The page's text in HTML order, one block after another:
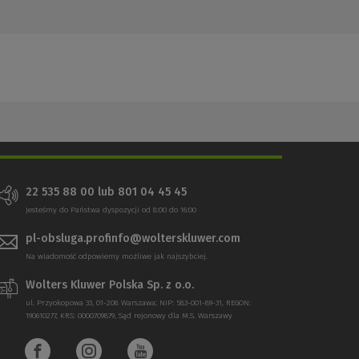
22 535 88 00 lub 801 04 45 45
Jesteśmy do Państwa dyspozycji od 8:00 do 16:00
pl-obsluga.profinfo@wolterskluwer.com
Na wiadomość odpowiemy możliwe jak najszybciej.
Wolters Kluwer Polska Sp. z o.o.
ul. Przyokopowa 33, 01-208 Warszawa; NIP: 583-001-89-31, REGON:
190610277, KRS: 0000709879, Sąd rejonowy dla M.S. Warszawy